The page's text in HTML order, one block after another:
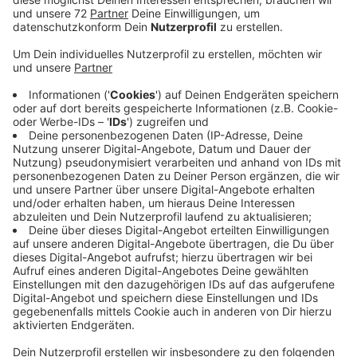
Veröffentlicht:Freitag, 12.06.2020 00:00
Anzeige
Seit dieser Woche läuft in Münster ein Sommer-
Skateboard-Programm für Kinder. Hier lernen die Kids -
unter Hygiene-Vorschriften - die Basics und skaten
zusammen mit Profis. Das Projekt kommt von der
gemeinnützigen münsteraner Einrichtung "skate-aid" -
sie stellt auch die Ausrüstung. Damit die Kosten gering
bleiben, und es für alle möglich ist, teilzunehmen, wird
das Ganze auch von Spenden der Aktion skate-aid
mitfinanziert.
Anzeige